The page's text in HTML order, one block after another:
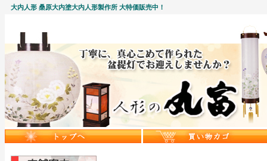
大内人形 桑原大内塗大内人形製作所 大特価販売中！